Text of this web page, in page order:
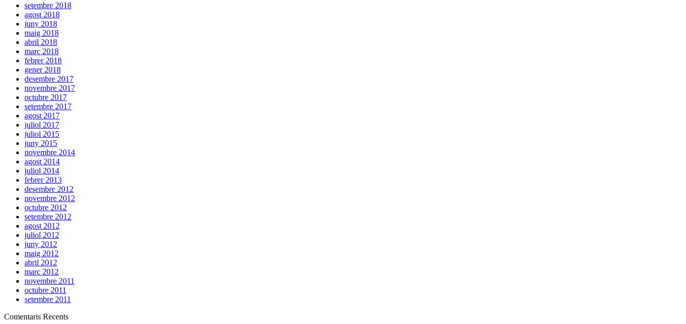
setembre 2018
agost 2018
juny 2018
maig 2018
abril 2018
març 2018
febrer 2018
gener 2018
desembre 2017
novembre 2017
octubre 2017
setembre 2017
agost 2017
juliol 2017
juliol 2015
juny 2015
novembre 2014
agost 2014
juliol 2014
febrer 2013
desembre 2012
novembre 2012
octubre 2012
setembre 2012
agost 2012
juliol 2012
juny 2012
maig 2012
abril 2012
març 2012
novembre 2011
octubre 2011
setembre 2011
Comentaris Recents